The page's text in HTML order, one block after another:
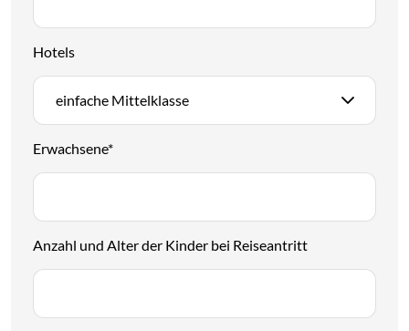
Hotels
einfache Mittelklasse
Erwachsene*
Anzahl und Alter der Kinder bei Reiseantritt